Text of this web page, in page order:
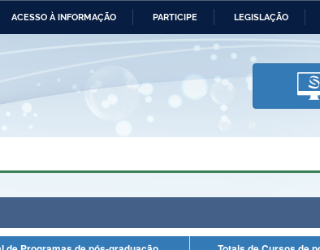
ACESSO À INFORMAÇÃO PARTICIPE LEGISLAÇÃO
das Relações Ministério da Economia
e dos Direitos Humanos
do Brasil Planalto